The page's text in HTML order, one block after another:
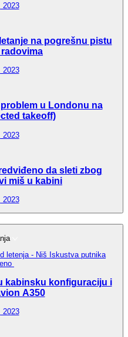
2023
na pogrešnu pistu
2023
u Londonu na
takeoff)
2023
da sleti zbog
miš u kabini
2023
letenja - Niš
Iskustva putnika
kabinsku konfiguraciju i
A350
2023